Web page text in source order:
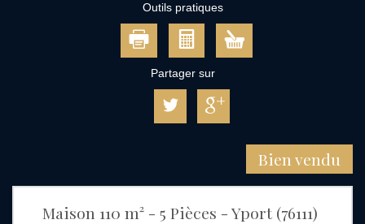
Outils pratiques
Partager sur
Bien vendu
Maison 110 m² - 5 Pièces - Yport (76111)